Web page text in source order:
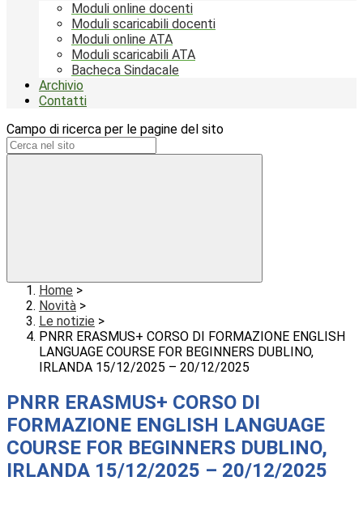
Moduli online docenti
Moduli scaricabili docenti
Moduli online ATA
Moduli scaricabili ATA
Bacheca Sindacale
Archivio
Contatti
Campo di ricerca per le pagine del sito
Home >
Novità >
Le notizie >
PNRR ERASMUS+ CORSO DI FORMAZIONE ENGLISH
LANGUAGE COURSE FOR BEGINNERS DUBLINO,
IRLANDA 15/12/2025 – 20/12/2025
PNRR ERASMUS+ CORSO DI
FORMAZIONE ENGLISH LANGUAGE
COURSE FOR BEGINNERS DUBLINO,
IRLANDA 15/12/2025 – 20/12/2025